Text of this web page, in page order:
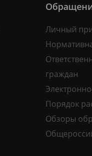
Личный
граждан
Порядок
Обзоры